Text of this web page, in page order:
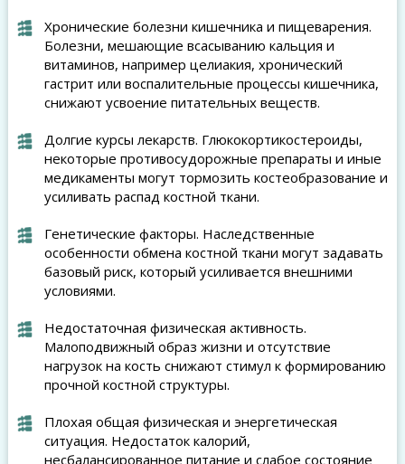
Хронические болезни кишечника и пищеварения.
Болезни, мешающие всасыванию кальция и
витаминов, например целиакия, хронический
гастрит или воспалительные процессы кишечника,
снижают усвоение питательных веществ.
Долгие курсы лекарств. Глюкокортикостероиды,
некоторые противосудорожные препараты и иные
медикаменты могут тормозить костеобразование и
усиливать распад костной ткани.
Генетические факторы. Наследственные
особенности обмена костной ткани могут задавать
базовый риск, который усиливается внешними
условиями.
Недостаточная физическая активность.
Малоподвижный образ жизни и отсутствие
нагрузок на кость снижают стимул к формированию
прочной костной структуры.
Плохая общая физическая и энергетическая
ситуация. Недостаток калорий,
несбалансированное питание и слабое состояние